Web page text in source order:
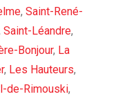
, Saint-René-
Saint-Léandre,
Bonjour, La
, Les Hauteurs,
de-Rimouski,